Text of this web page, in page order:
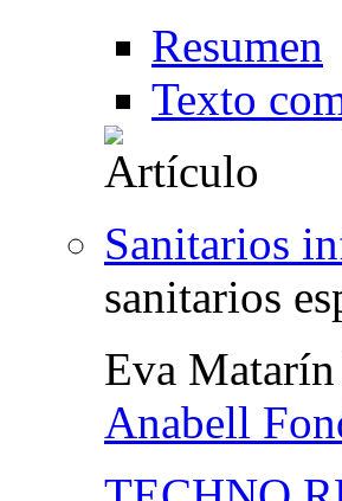
Resumen
Texto
Sanitarios
sanitarios
Eva
Anabell